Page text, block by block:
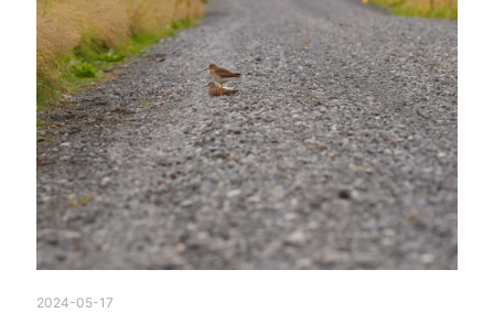
2024-05-17